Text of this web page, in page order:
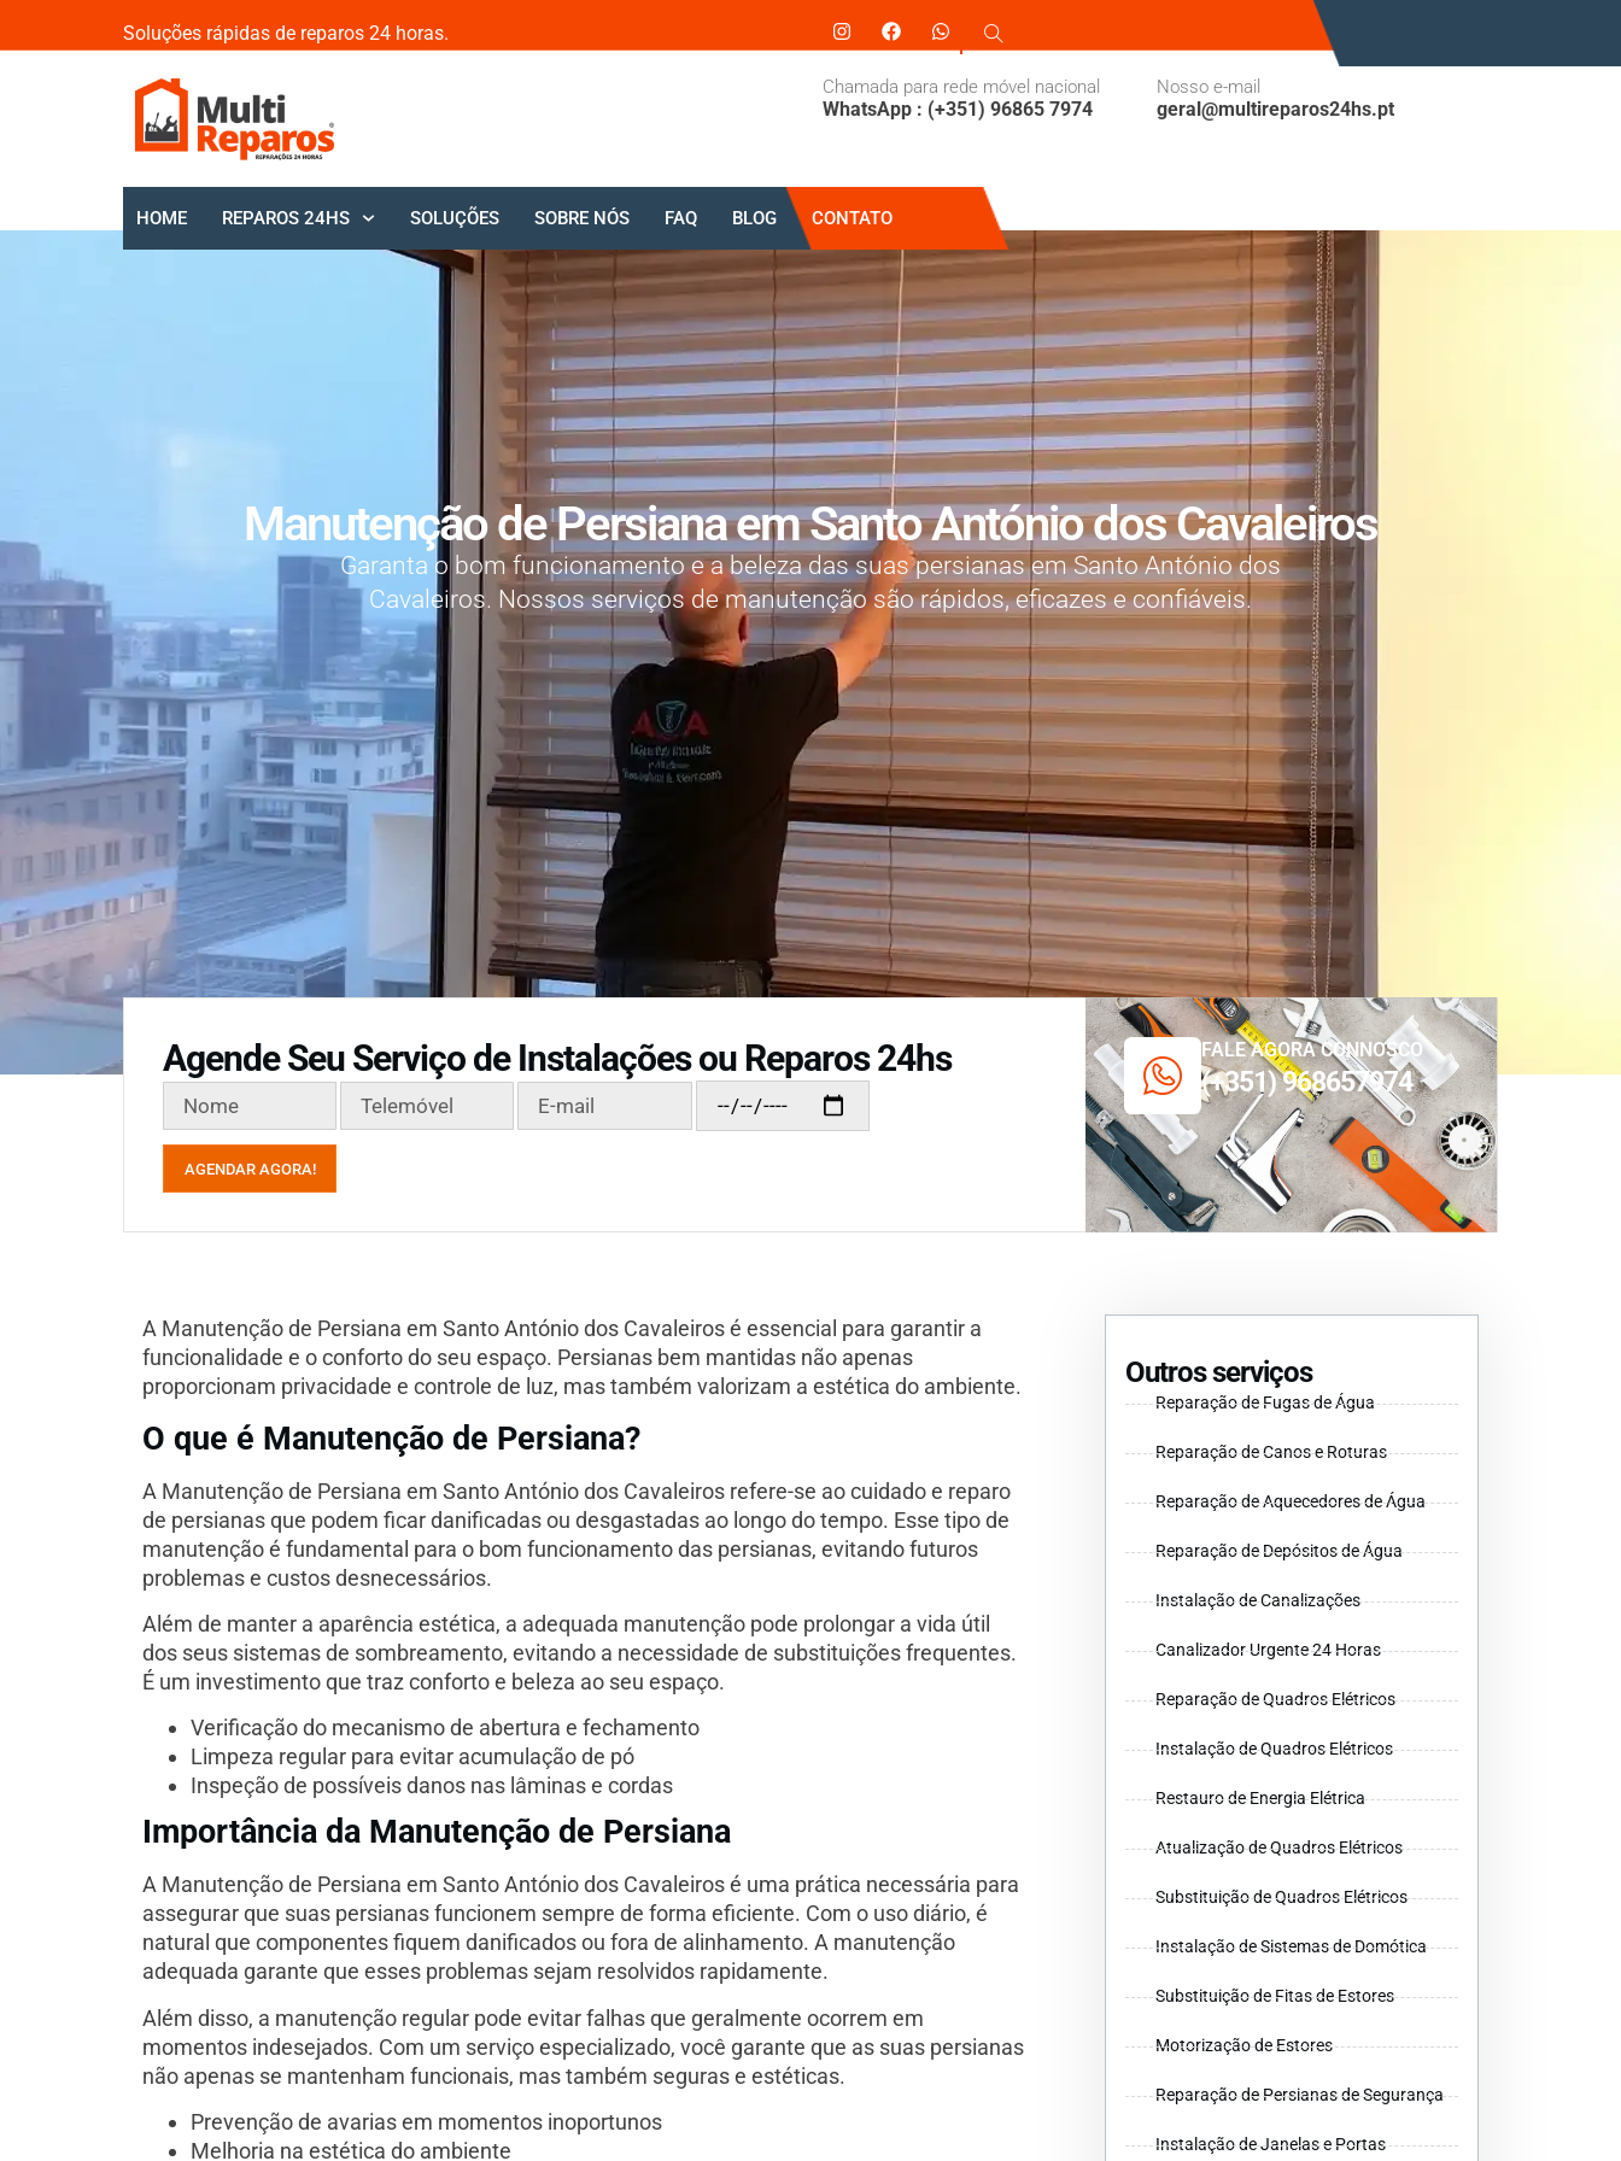
Soluções rápidas de reparos 24 horas.
Chamada para rede móvel nacional
WhatsApp : (+351) 96865 7974
Nosso e-mail
geral@multireparos24hs.pt
HOME REPAROS 24HS SOLUÇÕES SOBRE NÓS FAQ BLOG CONTATO
Manutenção de Persiana em Santo António dos Cavaleiros
Garanta o bom funcionamento e a beleza das suas persianas em Santo António dos
Cavaleiros. Nossos serviços de manutenção são rápidos, eficazes e confiáveis.
Agende Seu Serviço de Instalações ou Reparos 24hs
AGENDAR AGORA!
FALE AGORA CONNOSCO
(+351) 968657974
A Manutenção de Persiana em Santo António dos Cavaleiros é essencial para garantir a
funcionalidade e o conforto do seu espaço. Persianas bem mantidas não apenas
proporcionam privacidade e controle de luz, mas também valorizam a estética do ambiente.
O que é Manutenção de Persiana?
A Manutenção de Persiana em Santo António dos Cavaleiros refere-se ao cuidado e reparo
de persianas que podem ficar danificadas ou desgastadas ao longo do tempo. Esse tipo de
manutenção é fundamental para o bom funcionamento das persianas, evitando futuros
problemas e custos desnecessários.
Além de manter a aparência estética, a adequada manutenção pode prolongar a vida útil
dos seus sistemas de sombreamento, evitando a necessidade de substituições frequentes.
É um investimento que traz conforto e beleza ao seu espaço.
Verificação do mecanismo de abertura e fechamento
Limpeza regular para evitar acumulação de pó
Inspeção de possíveis danos nas lâminas e cordas
Importância da Manutenção de Persiana
A Manutenção de Persiana em Santo António dos Cavaleiros é uma prática necessária para
assegurar que suas persianas funcionem sempre de forma eficiente. Com o uso diário, é
natural que componentes fiquem danificados ou fora de alinhamento. A manutenção
adequada garante que esses problemas sejam resolvidos rapidamente.
Além disso, a manutenção regular pode evitar falhas que geralmente ocorrem em
momentos indesejados. Com um serviço especializado, você garante que as suas persianas
não apenas se mantenham funcionais, mas também seguras e estéticas.
Prevenção de avarias em momentos inoportunos
Melhoria na estética do ambiente
Outros serviços
Reparação de Fugas de Água
Reparação de Canos e Roturas
Reparação de Aquecedores de Água
Reparação de Depósitos de Água
Instalação de Canalizações
Canalizador Urgente 24 Horas
Reparação de Quadros Elétricos
Instalação de Quadros Elétricos
Restauro de Energia Elétrica
Atualização de Quadros Elétricos
Substituição de Quadros Elétricos
Instalação de Sistemas de Domótica
Substituição de Fitas de Estores
Motorização de Estores
Reparação de Persianas de Segurança
Instalação de Janelas e Portas